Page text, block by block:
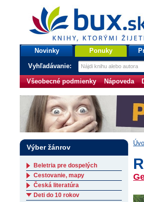
bux.sk
knihy, ktorými žijete
Úvodná stránka
Novinky Ponuky
Vyhľadávanie:
Všeobecné podmienky Nápoveda
Výber žánrov
Beletria pre dospelých
Cestovanie, mapy
Česká literatúra
Deti do 10 rokov